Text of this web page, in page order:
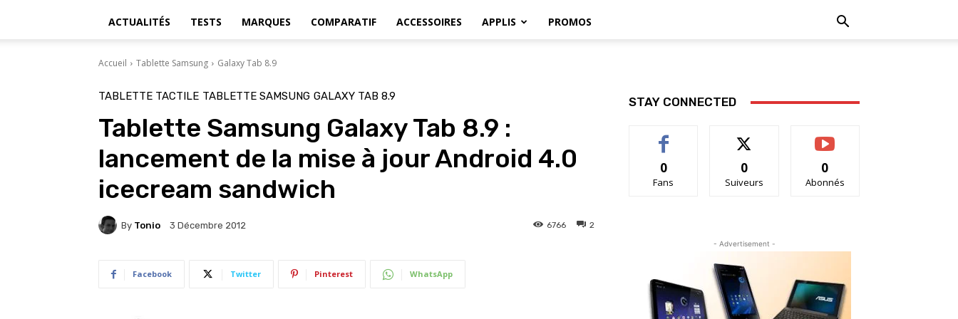
ACTUALITÉS TESTS MARQUES COMPARATIF ACCESSOIRES APPLIS PROMOS
Accueil Tablette Samsung Galaxy Tab 8.9
TABLETTE TACTILE TABLETTE SAMSUNG GALAXY TAB 8.9
Tablette Samsung Galaxy Tab 8.9 :
lancement de la mise à jour Android 4.0
icecream sandwich
By Tonio 3 Décembre 2012 2
6766
Facebook Twitter Pinterest WhatsApp
STAY CONNECTED
0
Fans
0
Suiveurs
0
Abonnés
- Advertisement -